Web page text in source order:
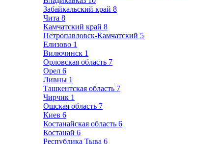
Забайкальский край 8
Чита 8
Камчатский край 8
Петропавловск-Камчатский 5
Елизово 1
Вилючинск 1
Орловская область 7
Орел 6
Ливны 1
Ташкентская область 7
Чирчик 1
Ошская область 7
Киев 6
Костанайская область 6
Костанай 6
Республика Тыва 6